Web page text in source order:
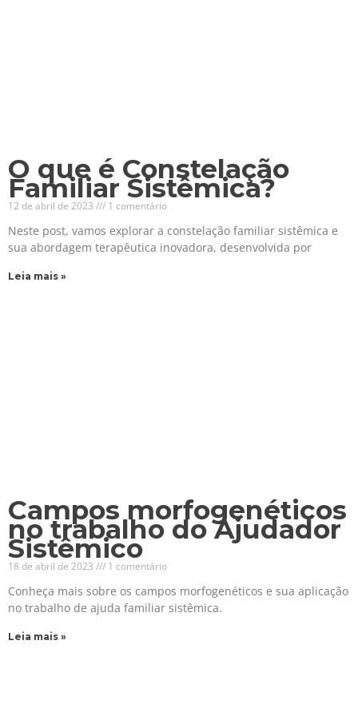
O que é Constelação
Familiar Sistêmica?
12 de abril de 2023 1 comentário
Neste post, vamos explorar a constelação familiar sistêmica e
sua abordagem terapêutica inovadora, desenvolvida por
Leia mais »
Campos morfogenéticos
no trabalho do Ajudador
Sistêmico
18 de abril de 2023 1 comentário
Conheça mais sobre os campos morfogenéticos e sua aplicação
no trabalho de ajuda familiar sistêmica.
Leia mais »